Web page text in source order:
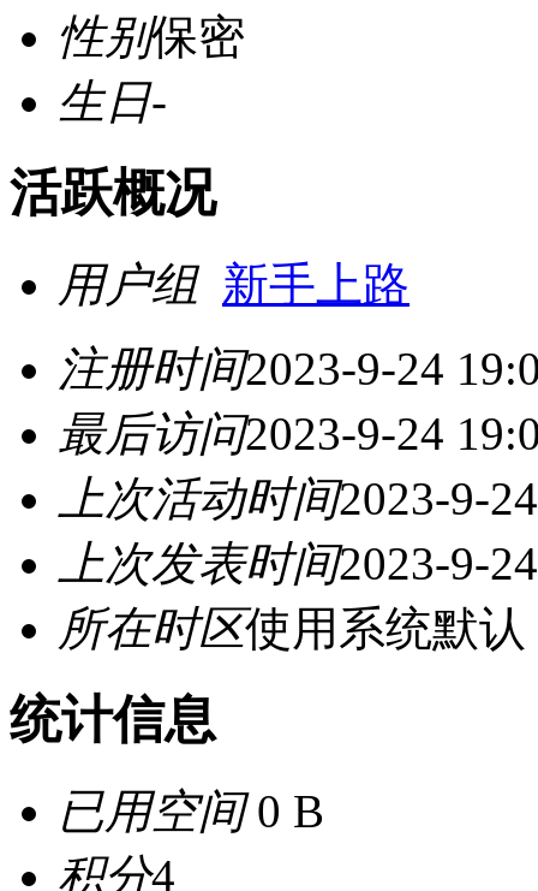
性别保密
生日-
活跃概况
用户组 新手上路
注册时间2023-9-24
最后访问2023-9-24
上次活动时间2023-9-
上次发表时间2023-9-
所在时区使用系统默认
统计信息
已用空间0 B
积分4